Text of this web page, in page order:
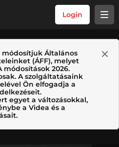
Login
Általános
(ÁFF), melyet
módosítások 2026.
A szolgáltatásaink
Ön elfogadja a
egyet a változásokkal,
a Videa és a